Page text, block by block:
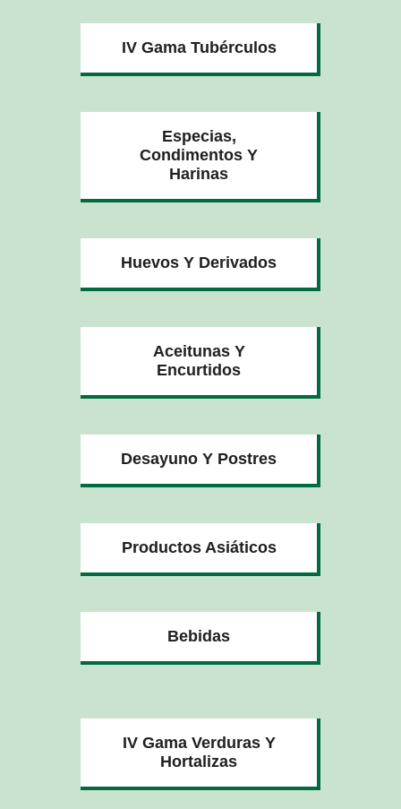
IV Gama Tubérculos
Especias,
Condimentos Y
Harinas
Huevos Y Derivados
Aceitunas Y
Encurtidos
Desayuno Y Postres
Productos Asiáticos
Bebidas
IV Gama Verduras Y
Hortalizas